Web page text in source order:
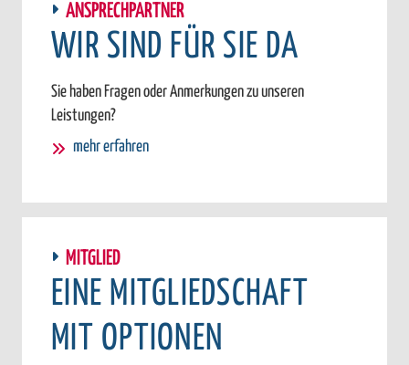
ANSPRECHPARTNER
WIR SIND FÜR SIE DA
Sie haben Fragen oder Anmerkungen zu unseren
Leistungen?
mehr erfahren
MITGLIED
EINE MITGLIEDSCHAFT
MIT OPTIONEN